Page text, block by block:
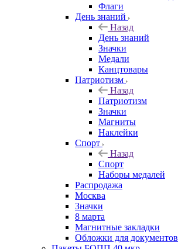
Флаги
День знаний
Назад
День знаний
Значки
Медали
Канцтовары
Патриотизм
Назад
Патриотизм
Значки
Магниты
Наклейки
Спорт
Назад
Спорт
Наборы медалей
Распродажа
Москва
Значки
8 марта
Магнитные закладки
Обложки для документов